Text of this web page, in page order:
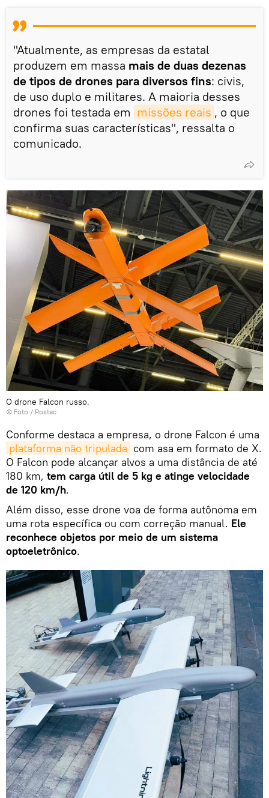
"Atualmente, as empresas da estatal
produzem em massa mais de duas dezenas
de tipos de drones para diversos fins: civis,
de uso duplo e militares. A maioria desses
drones foi testada em missões reais , o que
confirma suas características", ressalta o
comunicado.
O drone Falcon russo.
© Foto / Rostec
Conforme destaca a empresa, o drone Falcon é uma
plataforma não tripulada com asa em formato de X.
O Falcon pode alcançar alvos a uma distância de até
180 km, tem carga útil de 5 kg e atinge velocidade
de 120 km/h.
Além disso, esse drone voa de forma autônoma em
uma rota específica ou com correção manual. Ele
reconhece objetos por meio de um sistema
optoeletrônico.